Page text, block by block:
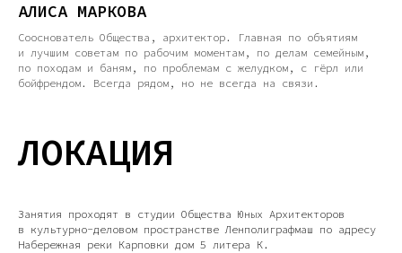
АЛИСА МАРКОВА
Сооснователь Общества, архитектор. Главная по объятиям
и лучшим советам по рабочим моментам, по делам семейным,
по походам и баням, по проблемам с желудком, с гёрл или
бойфрендом. Всегда рядом, но не всегда на связи.
ЛОКАЦИЯ
Занятия проходят в студии Общества Юных Архитекторов
в культурно-деловом пространстве Ленполиграфмаш по адресу
Набережная реки Карповки дом 5 литера К.